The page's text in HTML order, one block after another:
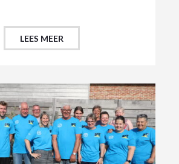
LEES MEER